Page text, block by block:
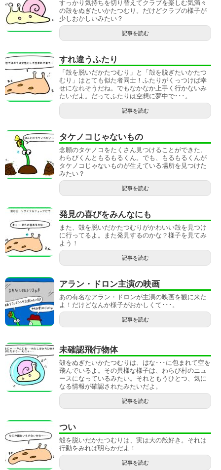
すっかり気持ちを切り替えてクラブを楽しむ気満々
の殻をぬぎたいかたつむり。だけどクラブの様子が
少しおかしいみたい？
記事を読む
すれ違うふたり
「殻を脱いだかたつむり」と「殻を脱ぎたいかたつ
むり」はとても似た者同士！ふたりがくっつけば幸
せになれそうだね。でもなかなか上手く行かないみ
たいだよ。だってふたりは空想に夢中で･･･。
記事を読む
タケノコじゃないもの
念願のタケノコをたくさん見つけることができた、
わらびくんともるもるくん。でも、もるもるくんが
タケノコじゃないものが生えている場所を見つけた
みたい？
記事を読む
発見の喜びをみんなにも
また、殻を脱いだかたつむりがかわいい殻を見つけ
に行ってるよ。また発見するのかな？様子を見てみ
よう！
記事を読む
アラン・ドロン主演の映画
あの有名なアラン・ドロンが主演の映画を観に来た
よ！だけどなんか様子がおかしくて･･･。
記事を読む
未確認飛行物体
殻をぬぎたいかたつむりは、はな･･･に包まれて空を
飛んでいるよ。その異様な様子は、わらび村のニュ
ースになっているみたい。それともうひとつ、気に
なる情報が確認されたみたいだよ。
記事を読む
つい
殻を脱いだかたつむりは、実は大の殻好き。それは
行動をみれば明らかだよ！
記事を読む